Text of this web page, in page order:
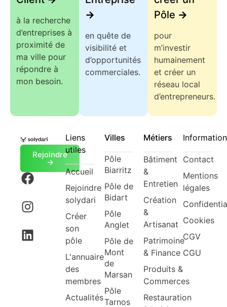
Je suis un
Client->
à la recherche
d’entreprises à
proximité de
ma ville pour
répondre à
Je suis une
Entreprise
->
en quête de
visibilité et
d’opportunités
Je souhaite
créer un
Pôle
pour
m’investir
humainement
et créer un
réseau local
d’entrepreneurs.
Rejoindre
Liens
utiles
Accueil
Rejoindre
solydari
Créer
son
pôle
L'annuaire
membres
Villes
Biarritz
Bidart
Pôle
Anglet
Pôle de
Mont
Marsan
Métiers
Bâtiment
Entretien
Création
Artisanat
Patrimoine
& Finance
Produits &
Commerces
Contact
Mentions
légales
Cookies
CGV
CGU